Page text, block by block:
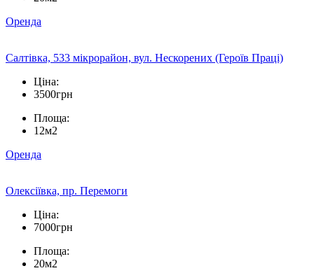
Оренда
Салтівка, 533 мікрорайон, вул. Нескорених (Героїв Праці)
Ціна:
3500грн
Площа:
12м2
Оренда
Олексіївка, пр. Перемоги
Ціна:
7000грн
Площа:
20м2